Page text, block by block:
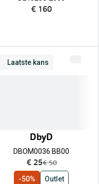
€ 160
Laatste kans
DbyD
DBOM0036 BB00
nu:
€ 25was:
€ 50
-50% Outlet